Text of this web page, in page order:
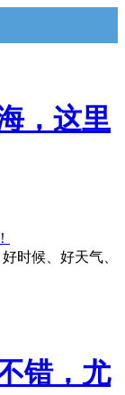
，这里
时候、好天气、
错，尤